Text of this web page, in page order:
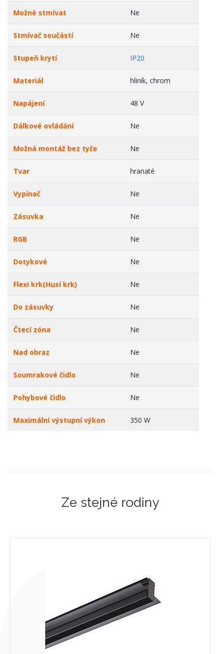
Možné stmívat Ne
Stmívač součástí Ne
Stupeň krytí IP20
Materiál hliník, chrom
Napájení 48 V
Dálkové ovládání Ne
Možná montáž bez tyče Ne
Tvar hranaté
Vypínač Ne
Zásuvka Ne
RGB Ne
Dotykové Ne
Flexi krk(Husí krk) Ne
Do zásuvky Ne
Čtecí zóna Ne
Nad obraz Ne
Soumrakové čidlo Ne
Pohybové čidlo Ne
Maximální výstupní výkon 350 W
Ze stejné rodiny